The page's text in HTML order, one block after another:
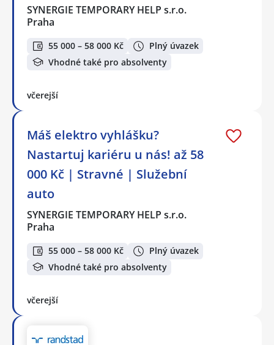
SYNERGIE TEMPORARY HELP s.r.o.
Praha
55 000 – 58 000 Kč
Plný úvazek
Vhodné také pro absolventy
včerejší
Máš elektro vyhlášku?
Nastartuj kariéru u nás! až 58
000 Kč | Stravné | Služební
auto
SYNERGIE TEMPORARY HELP s.r.o.
Praha
55 000 – 58 000 Kč
Plný úvazek
Vhodné také pro absolventy
včerejší